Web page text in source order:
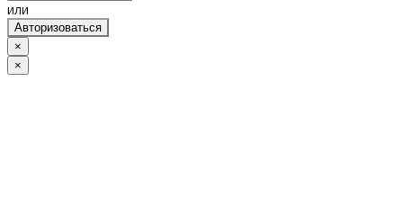
или
Авторизоваться
×
×